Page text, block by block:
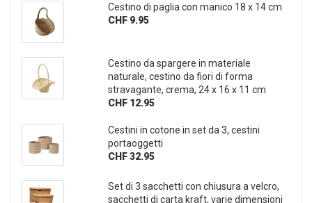
Cestino di paglia con manico 18 x 14 cm
CHF 9.95
Cestino da spargere in materiale
naturale, cestino da fiori di forma
stravagante, crema, 24 x 16 x 11 cm
CHF 12.95
Cestini in cotone in set da 3, cestini
portaoggetti
CHF 32.95
Set di 3 sacchetti con chiusura a velcro,
sacchetti di carta kraft, varie dimensioni